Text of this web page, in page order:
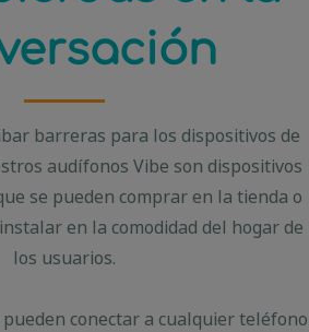
barreras para los dispositivos de
audífonos Vibe son dispositivos
se pueden comprar en la tienda o
en la comodidad del hogar de
los usuarios.
conectar a cualquier teléfono